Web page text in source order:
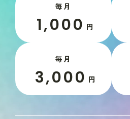
毎月
1,000 円
毎月
3,000 円